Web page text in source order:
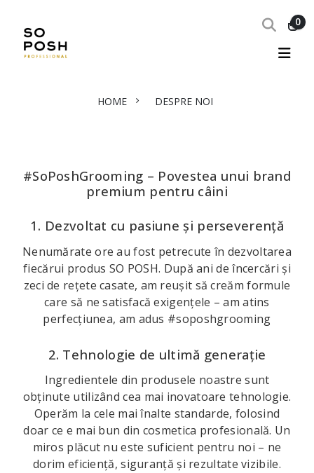
0
HOME DESPRE NOI
#SoPoshGrooming – Povestea unui brand
premium pentru câini
1. Dezvoltat cu pasiune și perseverență
Nenumărate ore au fost petrecute în dezvoltarea
fiecărui produs SO POSH. După ani de încercări și
zeci de rețete casate, am reușit să creăm formule
care să ne satisfacă exigențele – am atins
perfecțiunea, am adus #soposhgrooming
2. Tehnologie de ultimă generație
Ingredientele din produsele noastre sunt
obținute utilizând cea mai inovatoare tehnologie.
Operăm la cele mai înalte standarde, folosind
doar ce e mai bun din cosmetica profesională. Un
miros plăcut nu este suficient pentru noi – ne
dorim eficiență, siguranță și rezultate vizibile.